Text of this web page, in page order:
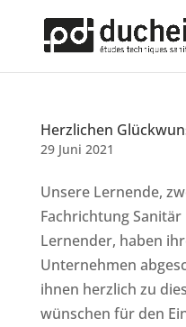
Herzlichen
29 Juni 2021
Unsere Lernende,
Fachrichtung
Lernender, haben
Unternehmen
ihnen herzlich zu
wünschen für den